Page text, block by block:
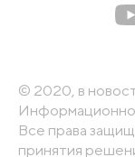
© 2020, в
Все права
принятия